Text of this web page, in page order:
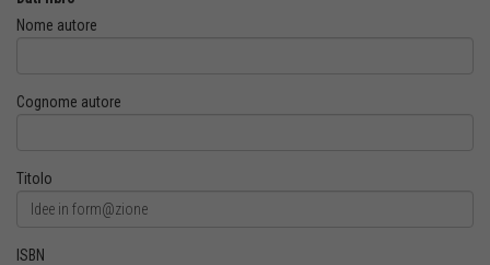
Nome autore
Cognome autore
Titolo
ISBN